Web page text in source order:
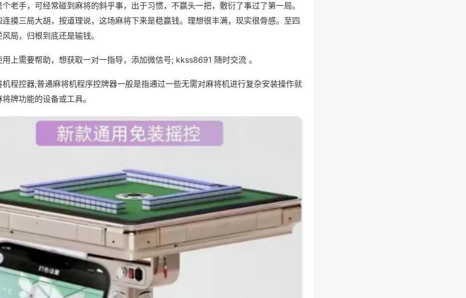
老手，可经常碰到麻将的斜乎事，出于习惯，不赢头一把，敷衍了事过了第一局。
连摸三局大胡，按道理说，这场麻将下来是稳赢钱。理想很丰满，现实很骨感。至四
局，归根到底还是输钱。
上需要帮助，想获取一对一指导，添加微信号; kkss8691 随时交流 。
机程控器;普通麻将机程序控牌器一般是指通过一些无需对麻将机进行复杂安装操作就
牌功能的设备或工具。